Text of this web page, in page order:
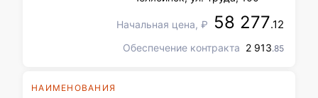
Начальная цена, ₽ 58 277.12
Обеспечение контракта 2 913.85
НАИМЕНОВАНИЯ